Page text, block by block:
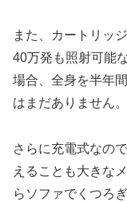
また、カートリッ
40万発も照射可能
場合、全身を半年
はまだありません。
さらに充電式なの
えることも大きな
らソファでくつろ